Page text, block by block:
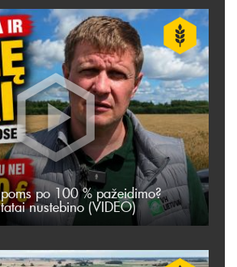
po 100 % pažeidimo?
nustebino (VIDEO)